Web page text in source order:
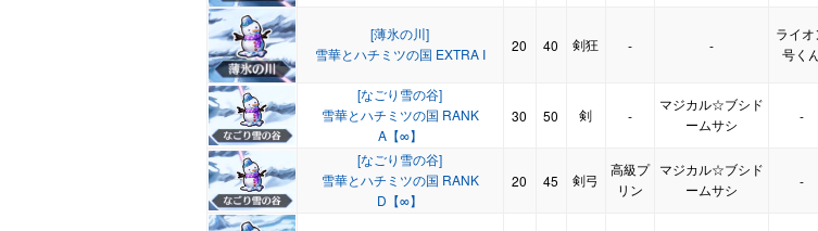
[薄氷の川]
雪華とハチミツの国 EXTRA I
20 40 剣狂 - -
ライオ
号く
[なごり雪の谷]
雪華とハチミツの国 RANK
A【∞】
30 50 剣 -
マジカル☆ブシド
ームサシ
-
[なごり雪の谷]
雪華とハチミツの国 RANK
D【∞】
20 45 剣弓
高級プ
リン
マジカル☆ブシド
ームサシ
-